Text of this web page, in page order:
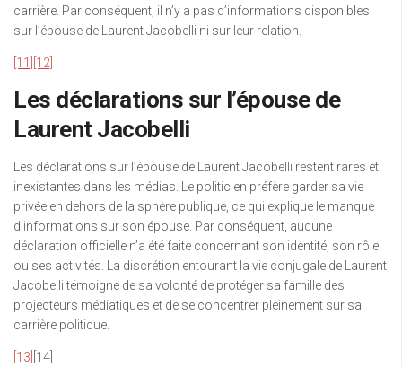
carrière. Par conséquent, il n’y a pas d’informations disponibles
sur l’épouse de Laurent Jacobelli ni sur leur relation.
[11] [12]
Les déclarations sur l’épouse de
Laurent Jacobelli
Les déclarations sur l’épouse de Laurent Jacobelli restent rares et
inexistantes dans les médias. Le politicien préfère garder sa vie
privée en dehors de la sphère publique, ce qui explique le manque
d’informations sur son épouse. Par conséquent, aucune
déclaration officielle n’a été faite concernant son identité, son rôle
ou ses activités. La discrétion entourant la vie conjugale de Laurent
Jacobelli témoigne de sa volonté de protéger sa famille des
projecteurs médiatiques et de se concentrer pleinement sur sa
carrière politique.
[13] [14]